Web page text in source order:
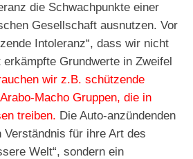
die Schwachpunkte einer
Gesellschaft ausnutzen. Vor
Intoleranz“, dass wir nicht
Grundwerte in Zweifel
wir z.B. schützende
Macho Gruppen, die in
treiben. Die Auto-anzündenden
Verständnis für ihre Art des
Welt“, sondern ein